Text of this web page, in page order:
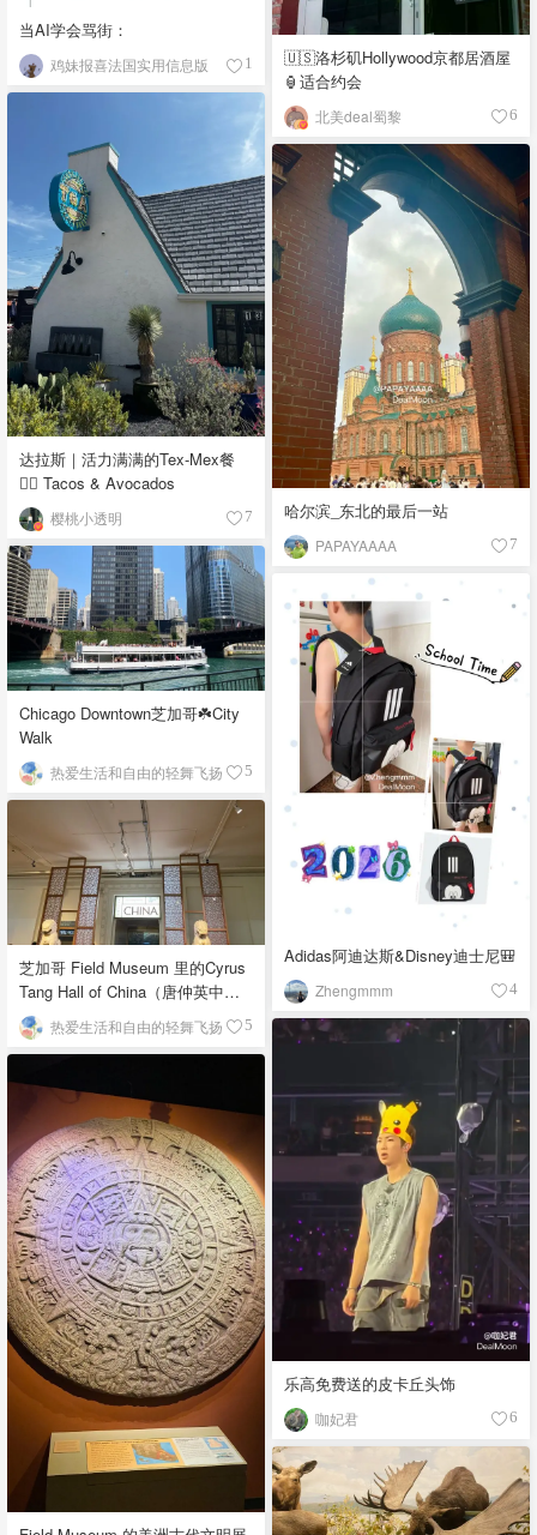
当AI学会骂街：
鸡妹报喜法国实用信息版 1
🇺🇸洛杉矶Hollywood京都居酒屋
🏮适合约会
北美deal蜀黎 6
达拉斯｜活力满满的Tex-Mex餐
👉🏼 Tacos & Avocados
樱桃小透明 7 哈尔滨_东北的最后一站
PAPAYAAAA 7
Chicago Downtown芝加哥☘️City
Walk
热爱生活和自由的轻舞飞扬 5
Adidas阿迪达斯&Disney迪士尼🎒
Zhengmmm 4
芝加哥 Field Museum 里的Cyrus
Tang Hall of China（唐仲英中国
馆） 热爱生活和自由的轻舞飞扬 5
乐高免费送的皮卡丘头饰
咖妃君 6